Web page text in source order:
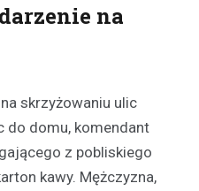
na
skrzyżowaniu ulic
do domu, komendant
z pobliskiego
kawy. Mężczyzna,